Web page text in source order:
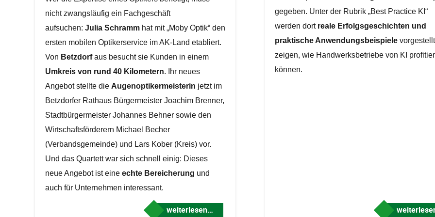
nicht zwangsläufig ein Fachgeschäft
aufsuchen: Julia Schrammhat mit „Moby Optik“ den
ersten mobilen Optikerservice im AK-Land etabliert.
Von Betzdorfaus besucht sie Kunden in einem
Umkreis von rund 40 Kilometern. Ihr neues
Angebot stellte die Augenoptikermeisterin jetzt im
Betzdorfer Rathaus Bürgermeister Joachim Brenner,
Stadtbürgermeister Johannes Behner sowie den
Wirtschaftsförderern Michael Becher
(Verbandsgemeinde) und Lars Kober (Kreis) vor.
Und das Quartett war sich schnell einig: Dieses
neue Angebot ist eine echte Bereicherung und
auch für Unternehmen interessant.
weiterlesen…
gegeben. Unter der Rubrik „Best Practice KI“
werden dort reale Erfolgsgeschichten und
praktische Anwendungsbeispiele
zeigen, wie Handwerksbetriebe von KI
können.